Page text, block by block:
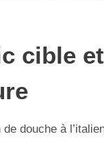
cible
de douche à